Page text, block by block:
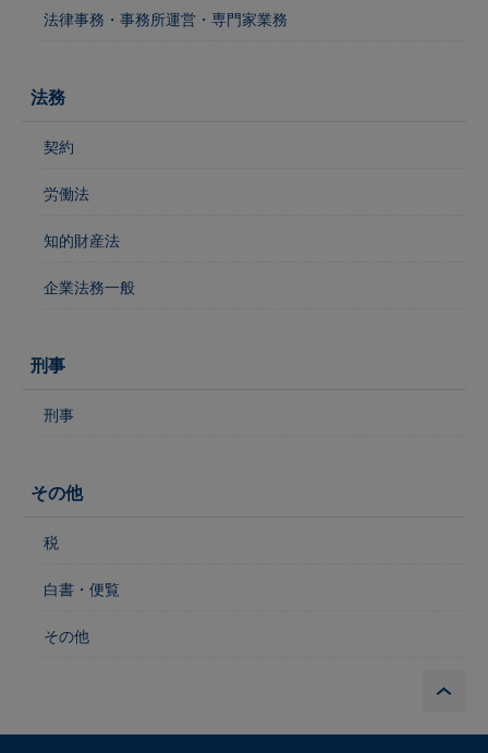
法律事務・事務所運営・専門家業務
法務
契約
労働法
知的財産法
企業法務一般
刑事
刑事
その他
税
白書・便覧
その他